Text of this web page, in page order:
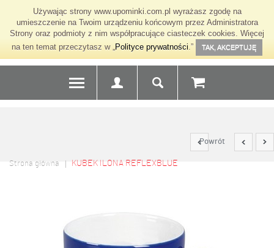
Używając strony www.upominki.com.pl wyrażasz zgodę na
umieszczenie na Twoim urządzeniu końcowym przez Administratora
Strony oraz podmioty z nim współpracujące ciasteczek cookies. Więcej
na ten temat przeczytasz w „Polityce prywatności.” TAK, AKCEPTUJĘ
Powrót
Strona główna KUBEK ILONA REFLEXBLUE